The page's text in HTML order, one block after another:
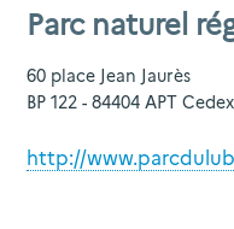
Parc naturel
60 place Jean Jaurès
BP 122 - 84404 APT Cedex
http://